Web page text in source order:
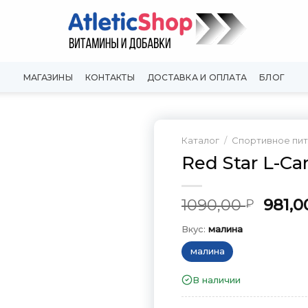
МАГАЗИНЫ КОНТАКТЫ ДОСТАВКА И ОПЛАТА БЛОГ
Каталог / Спортивное
Red Star L-
1090,00₽
Вкус: малина
малина
В наличии